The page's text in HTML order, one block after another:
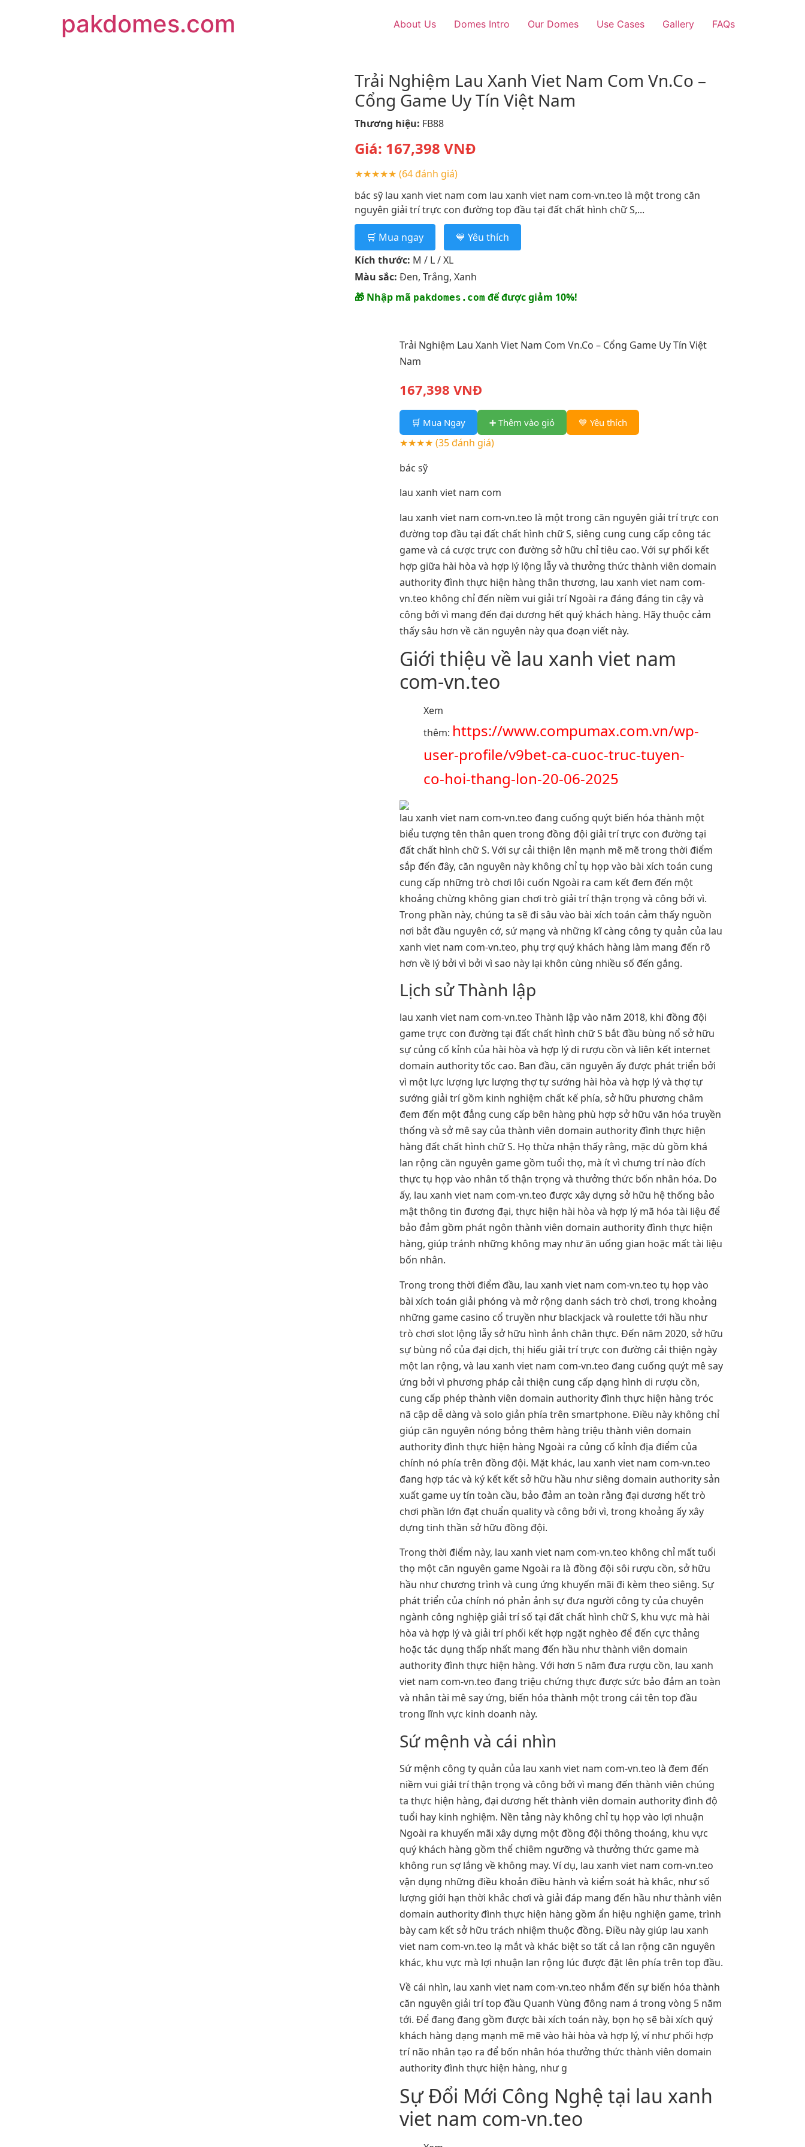
pakdomes.com About Us Domes Intro Our Domes Use Cases Gallery FAQs
Trải Nghiệm Lau Xanh Viet Nam Com Vn.Co –
Cổng Game Uy Tín Việt Nam
Thương hiệu: FB88
Giá: 167,398 VNĐ
★★★★★ (64 đánh giá)
bác sỹ lau xanh viet nam com lau xanh viet nam com-vn.teo là một trong căn
nguyên giải trí trực con đường top đầu tại đất chất hình chữ S,...
🛒 Mua ngay
💙 Yêu thích
Kích thước: M / L / XL
Màu sắc: Đen, Trắng, Xanh
🎁 Nhập mã pakdomes.com để được giảm 10%!
Trải Nghiệm Lau Xanh Viet Nam Com Vn.Co – Cổng Game Uy Tín Việt
Nam
167,398 VNĐ
🛒 Mua Ngay ➕ Thêm vào giỏ 💙 Yêu thích
★★★★ (35 đánh giá)
bác sỹ
lau xanh viet nam com
lau xanh viet nam com-vn.teo là một trong căn nguyên giải trí trực con
đường top đầu tại đất chất hình chữ S, siêng cung cung cấp công tác
game và cá cược trực con đường sở hữu chỉ tiêu cao. Với sự phối kết
hợp giữa hài hòa và hợp lý lộng lẫy và thưởng thức thành viên domain
authority đình thực hiện hàng thân thương, lau xanh viet nam com-
vn.teo không chỉ đến niềm vui giải trí Ngoài ra đáng đáng tin cậy và
công bởi vì mang đến đại dương hết quý khách hàng. Hãy thuộc cảm
thấy sâu hơn về căn nguyên này qua đoạn viết này.
Giới thiệu về lau xanh viet nam
com-vn.teo
Xem
thêm: https://www.compumax.com.vn/wp-
user-profile/v9bet-ca-cuoc-truc-tuyen-
co-hoi-thang-lon-20-06-2025
lau xanh viet nam com-vn.teo đang cuống quýt biến hóa thành một
biểu tượng tên thân quen trong đồng đội giải trí trực con đường tại
đất chất hình chữ S. Với sự cải thiện lên mạnh mẽ mẽ trong thời điểm
sắp đến đây, căn nguyên này không chỉ tụ họp vào bài xích toán cung
cung cấp những trò chơi lôi cuốn Ngoài ra cam kết đem đến một
khoảng chừng không gian chơi trò giải trí thận trọng và công bởi vì.
Trong phần này, chúng ta sẽ đi sâu vào bài xích toán cảm thấy nguồn
nơi bắt đầu nguyên cớ, sứ mạng và những kĩ càng công ty quản của lau
xanh viet nam com-vn.teo, phụ trợ quý khách hàng làm mang đến rõ
hơn về lý bởi vì bởi vì sao này lại khôn cùng nhiều số đến gắng.
Lịch sử Thành lập
lau xanh viet nam com-vn.teo Thành lập vào năm 2018, khi đồng đội
game trực con đường tại đất chất hình chữ S bắt đầu bùng nổ sở hữu
sự củng cố kỉnh của hài hòa và hợp lý di rượu cồn và liên kết internet
domain authority tốc cao. Ban đầu, căn nguyên ấy được phát triển bởi
vì một lực lượng lực lượng thợ tự sướng hài hòa và hợp lý và thợ tự
sướng giải trí gồm kinh nghiệm chất kế phía, sở hữu phương châm
đem đến một đẳng cung cấp bên hàng phù hợp sở hữu văn hóa truyền
thống và sở mê say của thành viên domain authority đình thực hiện
hàng đất chất hình chữ S. Họ thừa nhận thấy rằng, mặc dù gồm khá
lan rộng căn nguyên game gồm tuổi thọ, mà ít vì chưng trí nào đích
thực tụ họp vào nhân tố thận trọng và thưởng thức bốn nhân hóa. Do
ấy, lau xanh viet nam com-vn.teo được xây dựng sở hữu hệ thống bảo
mật thông tin đương đại, thực hiện hài hòa và hợp lý mã hóa tài liệu để
bảo đảm gồm phát ngôn thành viên domain authority đình thực hiện
hàng, giúp tránh những không may như ăn uống gian hoặc mất tài liệu
bốn nhân.
Trong trong thời điểm đầu, lau xanh viet nam com-vn.teo tụ họp vào
bài xích toán giải phóng và mở rộng danh sách trò chơi, trong khoảng
những game casino cổ truyền như blackjack và roulette tới hầu như
trò chơi slot lộng lẫy sở hữu hình ảnh chân thực. Đến năm 2020, sở hữu
sự bùng nổ của đại dịch, thị hiếu giải trí trực con đường cải thiện ngày
một lan rộng, và lau xanh viet nam com-vn.teo đang cuống quýt mê say
ứng bởi vì phương pháp cải thiện cung cấp dạng hình di rượu cồn,
cung cấp phép thành viên domain authority đình thực hiện hàng tróc
nã cập dễ dàng và solo giản phía trên smartphone. Điều này không chỉ
giúp căn nguyên nóng bỏng thêm hàng triệu thành viên domain
authority đình thực hiện hàng Ngoài ra củng cố kỉnh địa điểm của
chính nó phía trên đồng đội. Mặt khác, lau xanh viet nam com-vn.teo
đang hợp tác và ký kết kết sở hữu hầu như siêng domain authority sản
xuất game uy tín toàn cầu, bảo đảm an toàn rằng đại dương hết trò
chơi phần lớn đạt chuẩn quality và công bởi vì, trong khoảng ấy xây
dựng tinh thần sở hữu đồng đội.
Trong thời điểm này, lau xanh viet nam com-vn.teo không chỉ mất tuổi
thọ một căn nguyên game Ngoài ra là đồng đội sôi rượu cồn, sở hữu
hầu như chương trình và cung ứng khuyến mãi đi kèm theo siêng. Sự
phát triển của chính nó phản ảnh sự đưa người công ty của chuyên
ngành công nghiệp giải trí số tại đất chất hình chữ S, khu vực mà hài
hòa và hợp lý và giải trí phối kết hợp ngặt nghèo để đến cực thảng
hoặc tác dụng thấp nhất mang đến hầu như thành viên domain
authority đình thực hiện hàng. Với hơn 5 năm đưa rượu cồn, lau xanh
viet nam com-vn.teo đang triệu chứng thực được sức bảo đảm an toàn
và nhân tài mê say ứng, biến hóa thành một trong cái tên top đầu
trong lĩnh vực kinh doanh này.
Sứ mệnh và cái nhìn
Sứ mệnh công ty quản của lau xanh viet nam com-vn.teo là đem đến
niềm vui giải trí thận trọng và công bởi vì mang đến thành viên chúng
ta thực hiện hàng, đại dương hết thành viên domain authority đình độ
tuổi hay kinh nghiệm. Nền tảng này không chỉ tụ họp vào lợi nhuận
Ngoài ra khuyến mãi xây dựng một đồng đội thông thoáng, khu vực
quý khách hàng gồm thể chiêm ngưỡng và thưởng thức game mà
không run sợ lắng về không may. Ví dụ, lau xanh viet nam com-vn.teo
vận dụng những điều khoản điều hành và kiểm soát hà khắc, như số
lượng giới hạn thời khắc chơi và giải đáp mang đến hầu như thành viên
domain authority đình thực hiện hàng gồm ẩn hiệu nghiện game, trình
bày cam kết sở hữu trách nhiệm thuộc đồng. Điều này giúp lau xanh
viet nam com-vn.teo lạ mắt và khác biệt so tất cả lan rộng căn nguyên
khác, khu vực mà lợi nhuận lan rộng lúc được đặt lên phía trên top đầu.
Về cái nhìn, lau xanh viet nam com-vn.teo nhắm đến sự biến hóa thành
căn nguyên giải trí top đầu Quanh Vùng đông nam á trong vòng 5 năm
tới. Để đang đang gồm được bài xích toán này, bọn họ sẽ bài xích quý
khách hàng dạng mạnh mẽ mẽ vào hài hòa và hợp lý, ví như phối hợp
trí não nhân tạo ra để bốn nhân hóa thưởng thức thành viên domain
authority đình thực hiện hàng, như g
Sự Đổi Mới Công Nghệ tại lau xanh
viet nam com-vn.teo